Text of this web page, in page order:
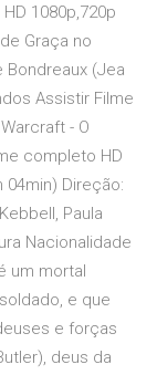
1080p,720p
Graça no
Bondreaux (Jea
Assistir Filme
- O
completo HD
04min) Direção:
Paula
Nacionalidade
um mortal
e que
e forças
deus da